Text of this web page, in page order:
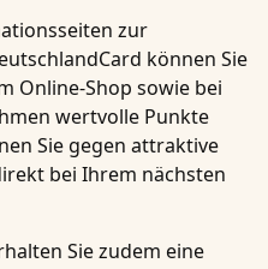
zur
können Sie
Online-Shop sowie bei
wertvolle Punkte
Sie gegen attraktive
bei Ihrem nächsten
Sie zudem eine